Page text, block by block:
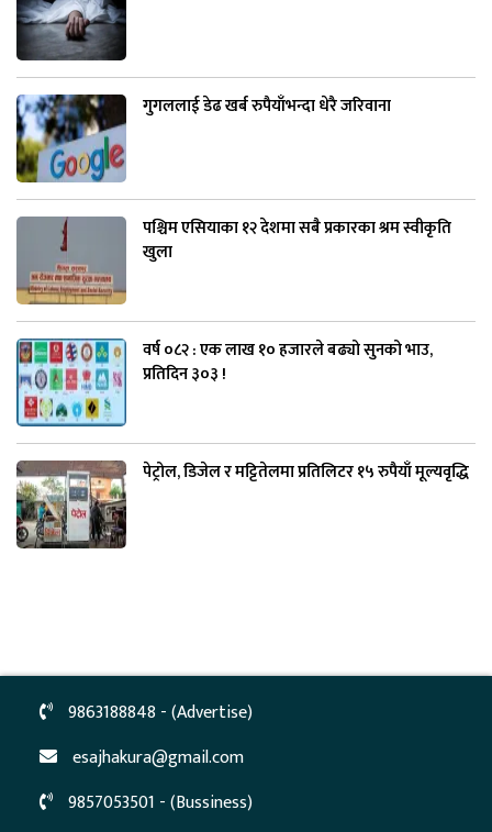
गुगललाई डेढ खर्ब रुपैयाँभन्दा धेरै जरिवाना
पश्चिम एसियाका १२ देशमा सबै प्रकारका श्रम स्वीकृति
खुला
वर्ष ०८२ : एक लाख १० हजारले बढ्यो सुनको भाउ,
प्रतिदिन ३०३ !
पेट्रोल, डिजेल र मट्टितेलमा प्रतिलिटर १५ रुपैयाँ मूल्यवृद्धि
9863188848 - (Advertise)
esajhakura@gmail.com
9857053501 - (Bussiness)